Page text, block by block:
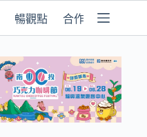
暢觀點 合作媒體